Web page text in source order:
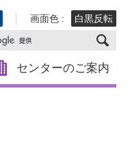
画面色 :
白黒反転
センターのご案内